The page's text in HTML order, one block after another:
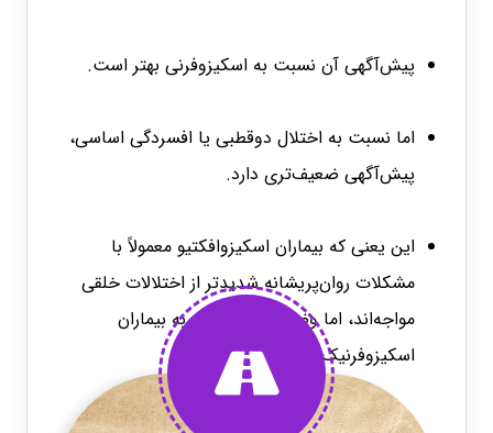
پیش‌آگهی آن نسبت به اسکیزوفرنی بهتر است.
اما نسبت به اختلال دوقطبی یا افسردگی اساسی،
پیش‌آگهی ضعیف‌تری دارد.
این یعنی که بیماران اسکیزوافکتیو معمولاً با
مشکلات روان‌پریشانه شدیدتر از اختلالات خلقی
مواجه‌اند، اما وضعیتشان نسبت به بیماران
اسکیزوفرنیک پایدارتر است.